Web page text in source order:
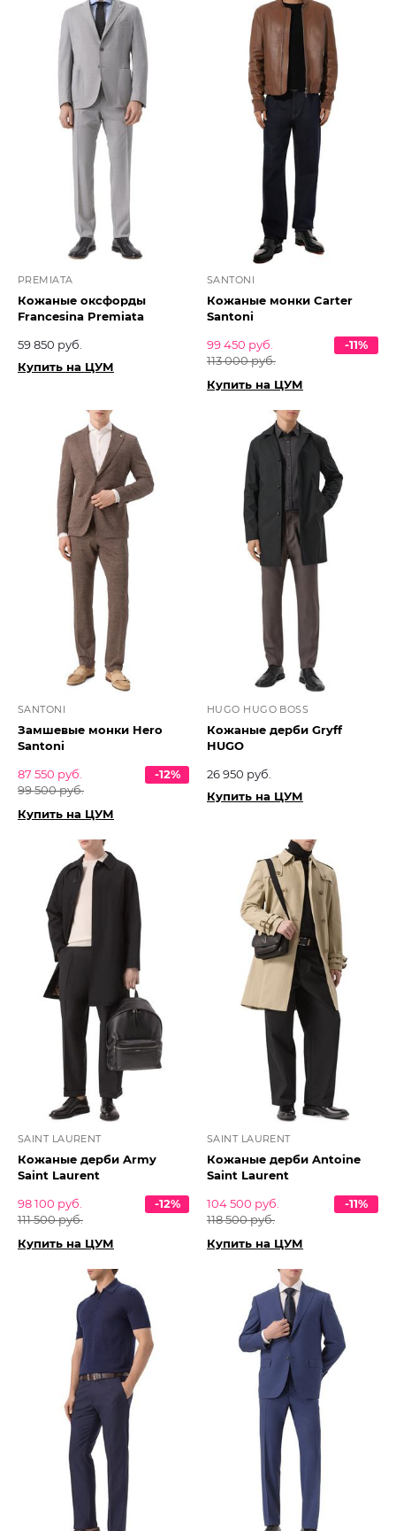
PREMIATA
Кожаные оксфорды
Francesina Premiata
59 850 руб.
Купить на ЦУМ
SANTONI
Кожаные монки Carter
Santoni
99 450 руб.
113 000 руб.
-11%
Купить на ЦУМ
SANTONI
Замшевые монки Hero
Santoni
87 550 руб.
99 500 руб.
-12%
Купить на ЦУМ
HUGO HUGO BOSS
Кожаные дерби Gryff
HUGO
26 950 руб.
Купить на ЦУМ
SAINT LAURENT
Кожаные дерби Army
Saint Laurent
98 100 руб.
111 500 руб.
-12%
Купить на ЦУМ
SAINT LAURENT
Кожаные дерби Antoine
Saint Laurent
104 500 руб.
118 500 руб.
-11%
Купить на ЦУМ